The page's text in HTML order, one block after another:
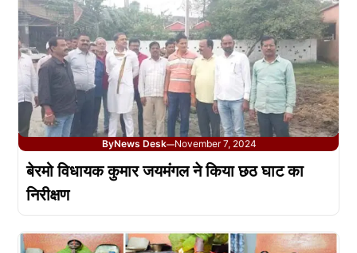
ByNews Desk—November 7, 2024
बेरमो विधायक कुमार जयमंगल ने किया छठ घाट का
निरीक्षण